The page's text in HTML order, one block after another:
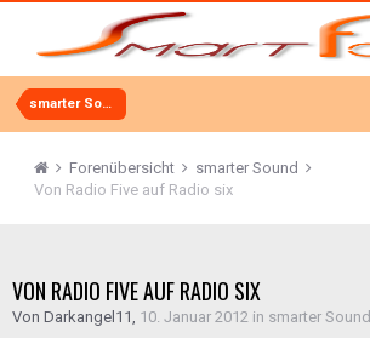
smarter Sound
Forenübersicht
smarter Sound
Von Radio Five auf Radio six
VON RADIO FIVE AUF RADIO SIX
Von Darkangel11, 10. Januar 2012 in smarter Sound